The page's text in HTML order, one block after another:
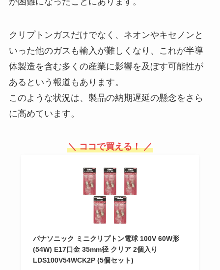
クリプトンガスだけでなく、ネオンやキセノンと
いった他のガスも輸入が難しくなり、これが半導
体製造を含む多くの産業に影響を及ぼす可能性が
あるという報道もあります。
このような状況は、製品の納期遅延の懸念をさら
に高めています。
＼ ココで買える！ ／
パナソニック ミニクリプトン電球 100V 60W形
(54W) E17口金 35mm径 クリア 2個入り
LDS100V54WCK2P (5個セット)